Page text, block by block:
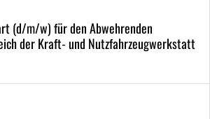
(d/m/w) für den Abwehrenden
der Kraft- und Nutzfahrzeugwerkstatt